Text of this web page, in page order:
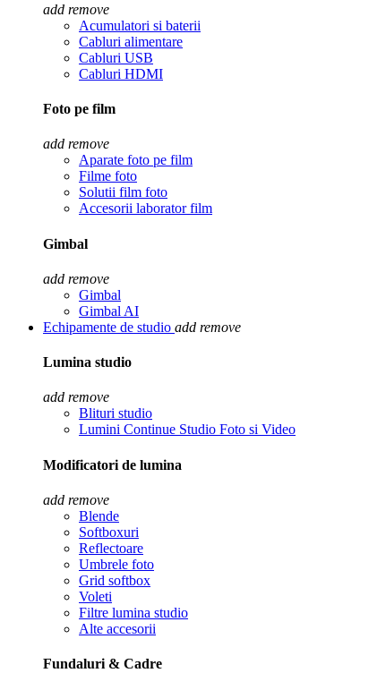
add remove
Acumulatori si baterii
Cabluri alimentare
Cabluri USB
Cabluri HDMI
Foto pe film
add remove
Aparate foto pe film
Filme foto
Solutii film foto
Accesorii laborator film
Gimbal
add remove
Gimbal
Gimbal AI
Echipamente de studio add remove
Lumina studio
add remove
Blituri studio
Lumini Continue Studio Foto si Video
Modificatori de lumina
add remove
Blende
Softboxuri
Reflectoare
Umbrele foto
Grid softbox
Voleti
Filtre lumina studio
Alte accesorii
Fundaluri & Cadre